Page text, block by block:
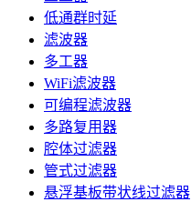
低通群时延
滤波器
多工器
WiFi滤波器
可编程滤波器
多路复用器
腔体过滤器
管式过滤器
悬浮基板带状线过滤器